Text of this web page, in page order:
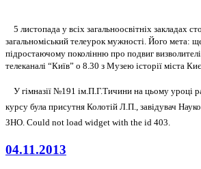
5 листопада у всіх загальноосвітніх закладах
загальноміський телеурок мужності. Його мета:
підростаючому поколінню про подвиг
телеканалі “Київ” о 8.30 з Музею історії міста
У гімназії №191 ім.П.Г.Тичини на цьому уроці
курсу була присутня Колотій Л.П., завідувач
ЗНО. Could not load widget with the id 403.
04.11.2013